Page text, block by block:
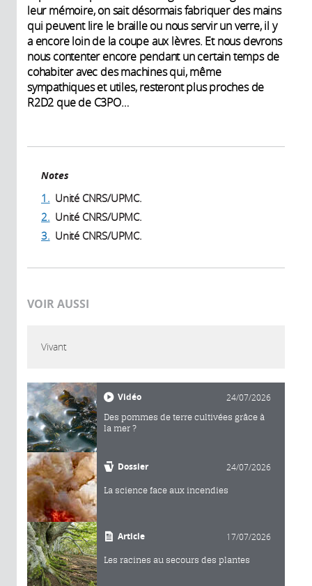
leur mémoire, on sait désormais fabriquer des mains
qui peuvent lire le braille ou nous servir un verre, il y
a encore loin de la coupe aux lèvres. Et nous devrons
nous contenter encore pendant un certain temps de
cohabiter avec des machines qui, même
sympathiques et utiles, resteront plus proches de
R2D2 que de C3PO…
Notes
1. Unité CNRS/UPMC.
2. Unité CNRS/UPMC.
3. Unité CNRS/UPMC.
VOIR AUSSI
Vivant
Vidéo 24/07/2026
Des pommes de terre cultivées grâce à
la mer ?
Dossier 24/07/2026
La science face aux incendies
Article 17/07/2026
Les racines au secours des plantes